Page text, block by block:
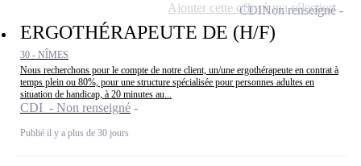
ERGOTHÉRAPEUTE DE (H/F)
30 - NÎMES
Nous recherchons pour le compte de notre client, un/une ergothérapeute en contrat à
temps plein ou 80%, pour une structure spécialisée pour personnes adultes en
situation de handicap, à 20 minutes au...
CDI - Non renseigné
Publié il y a plus de 30 jours
CDINon renseigné
Ajouter cette offre à ma sélection